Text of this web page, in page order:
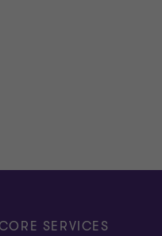
SERVICES